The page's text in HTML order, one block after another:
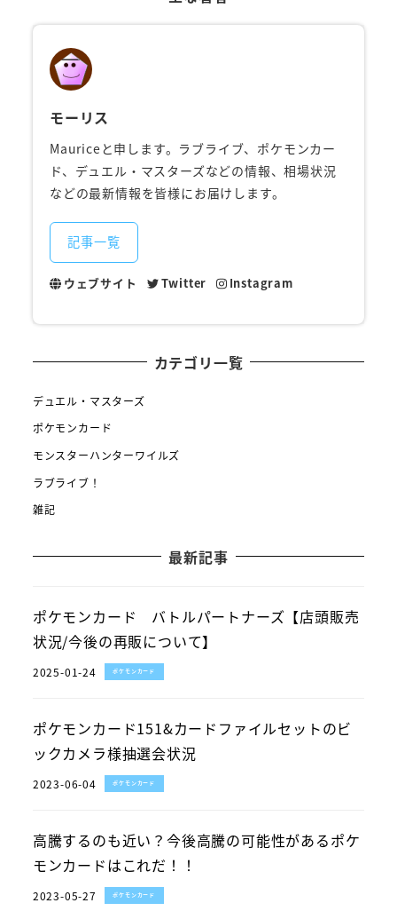
モーリス
Mauriceと申します。ラブライブ、ポケモンカー
ド、デュエル・マスターズなどの情報、相場状況
などの最新情報を皆様にお届けします。
記事一覧
ウェブサイト Twitter Instagram
カテゴリ一覧
デュエル・マスターズ
ポケモンカード
モンスターハンターワイルズ
ラブライブ！
雑記
最新記事
ポケモンカード バトルパートナーズ【店頭販売
状況/今後の再販について】
2025-01-24 ポケモンカード
ポケモンカード151&カードファイルセットのビ
ックカメラ様抽選会状況
2023-06-04 ポケモンカード
高騰するのも近い？今後高騰の可能性があるポケ
モンカードはこれだ！！
2023-05-27 ポケモンカード